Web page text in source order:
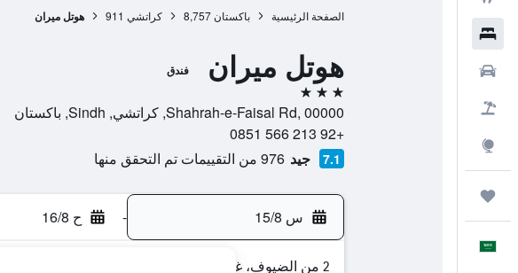
الصفحة الرئيسية باكستان 8,757 كراتشي 911 هوتل ميران
هوتل ميران فندق
3 نجوم
Shahrah-e-Faisal Rd, 00000, كراتشي, Sindh, باكستان
+92 213 566 0851
7.1 جيد 976 من التقييمات تم التحقق منها
س 15/8 - ح 16/8
2 من الضيوف، غرفة واحدة